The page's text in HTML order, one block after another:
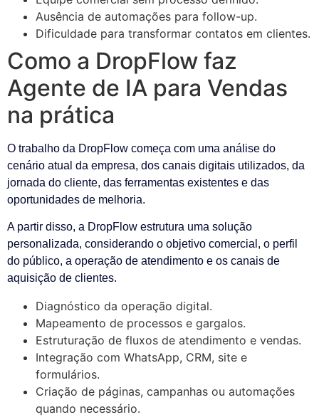
Ausência de automações para follow-up.
Dificuldade para transformar contatos em clientes.
Como a DropFlow faz
Agente de IA para Vendas
na prática
O trabalho da DropFlow começa com uma análise do
cenário atual da empresa, dos canais digitais utilizados, da
jornada do cliente, das ferramentas existentes e das
oportunidades de melhoria.
A partir disso, a DropFlow estrutura uma solução
personalizada, considerando o objetivo comercial, o perfil
do público, a operação de atendimento e os canais de
aquisição de clientes.
Diagnóstico da operação digital.
Mapeamento de processos e gargalos.
Estruturação de fluxos de atendimento e vendas.
Integração com WhatsApp, CRM, site e
formulários.
Criação de páginas, campanhas ou automações
quando necessário.